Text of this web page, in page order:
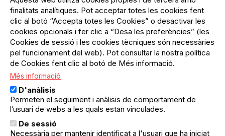
compte
d'usuari
Menú
usuari
no
loggat
Registre organització
Menú
Peu
Sobre el projecte
Preguntes freqüents
Contacte
Menú
Legal
Política de privacitat
Avís legal
Política de cookies
El Quèdequè no es fa responsable de les activitats
programades; en són responsables els col·lectius
finalitats analítiques. Pot acceptar totes les cookies fent
clic al botó “Accepta totes les Cookies” o desactivar les
cookies opcionals i fer clic a “Desa les preferències” (les
Cookies de sessió i les cookies tècniques són necessàries
pel funcionament del web). Pot consultar la nostra política
de Cookies fent clic al botó de Més informació.
Més informació
D'anàlisis
Permeten el seguiment i anàlisis de comportament de
l’usuari de webs a les quals estan vinculades.
De sessió
Necessària per mantenir identificat a l'usuari que ha iniciat